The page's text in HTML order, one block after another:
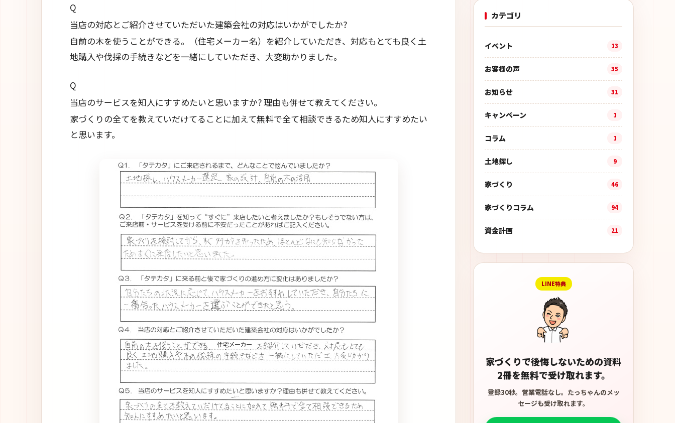
Q
当店の対応とご紹介させていただいた建築会社の対応はいかがでしたか?
自前の木を使うことができる。（住宅メーカー名）を紹介していただき、対応もとても良く土
地購入や伐採の手続きなどを一緒にしていただき、大変助かりました。
Q
当店のサービスを知人にすすめたいと思いますか? 理由も併せて教えてください。
家づくりの全てを教えていだけてることに加えて無料で全て相談できるため知人にすすめたい
と思います。
カテゴリ
イベント 13
お客様の声 35
お知らせ 31
キャンペーン 1
コラム 1
土地探し 9
家づくり 46
家づくりコラム 94
資金計画 21
LINE特典
家づくりで後悔しないための資料
2冊を無料で受け取れます。
登録30秒。営業電話なし。たっちゃんのメッ
セージも受け取れます。